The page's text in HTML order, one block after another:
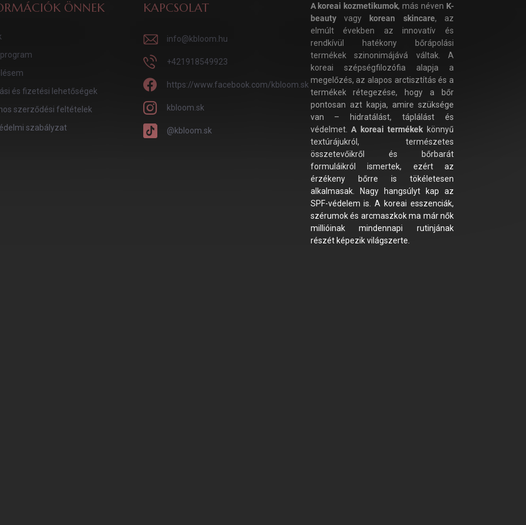
ÖNNEK
és fizetési lehetőségek
szerződési feltételek
szabályzat
KAPCSOLAT
info@kbloom.hu
+421918549923
https://www.facebook.com/kbloom.sk
kbloom.sk
@kbloom.sk
A koreai kozmetikumok, más néven K-
beautyvagy korean skincare, az
elmúlt években az innovatív és
rendkívül hatékony bőrápolási
termékek szinonimájává váltak. A
koreai szépségfilozófia alapja a
megelőzés, az alapos arctisztítás és a
termékek rétegezése, hogy a bőr
pontosan azt kapja, amire szüksége
van – hidratálást, táplálást és
védelmet.A koreai termékek könnyű
textúrájukról, természetes
összetevőikről és bőrbarát
formuláikról ismertek, ezért az
érzékeny bőrre is tökéletesen
alkalmasak. Nagy hangsúlyt kap az
SPF-védelem is. A koreai esszenciák,
szérumok és arcmaszkok ma már nők
millióinak mindennapi rutinjának
részét képezik világszerte.